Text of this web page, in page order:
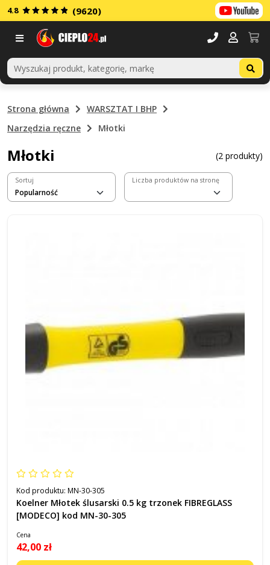
4.8 (9620)
Strona główna
WARSZTAT I BHP
Narzędzia ręczne
Młotki
Młotki (2 produkty)
Sortuj Liczba produktów na stronę
Kod produktu: MN-30-305
Koelner Młotek ślusarski 0.5 kg trzonek FIBREGLASS
[MODECO] kod MN-30-305
Cena
42,00 zł